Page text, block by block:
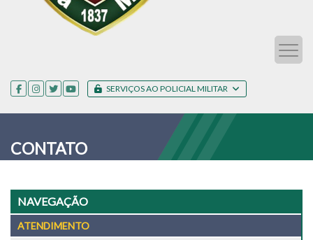
SERVIÇOS AO POLICIAL MILITAR
CONTATO
NAVEGAÇÃO
ATENDIMENTO